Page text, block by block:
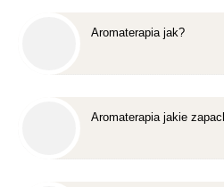
Aromaterapia jak?
Aromaterapia jakie